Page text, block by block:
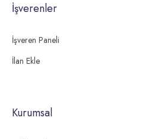
İşverenler
İşveren Paneli
İlan Ekle
Kurumsal